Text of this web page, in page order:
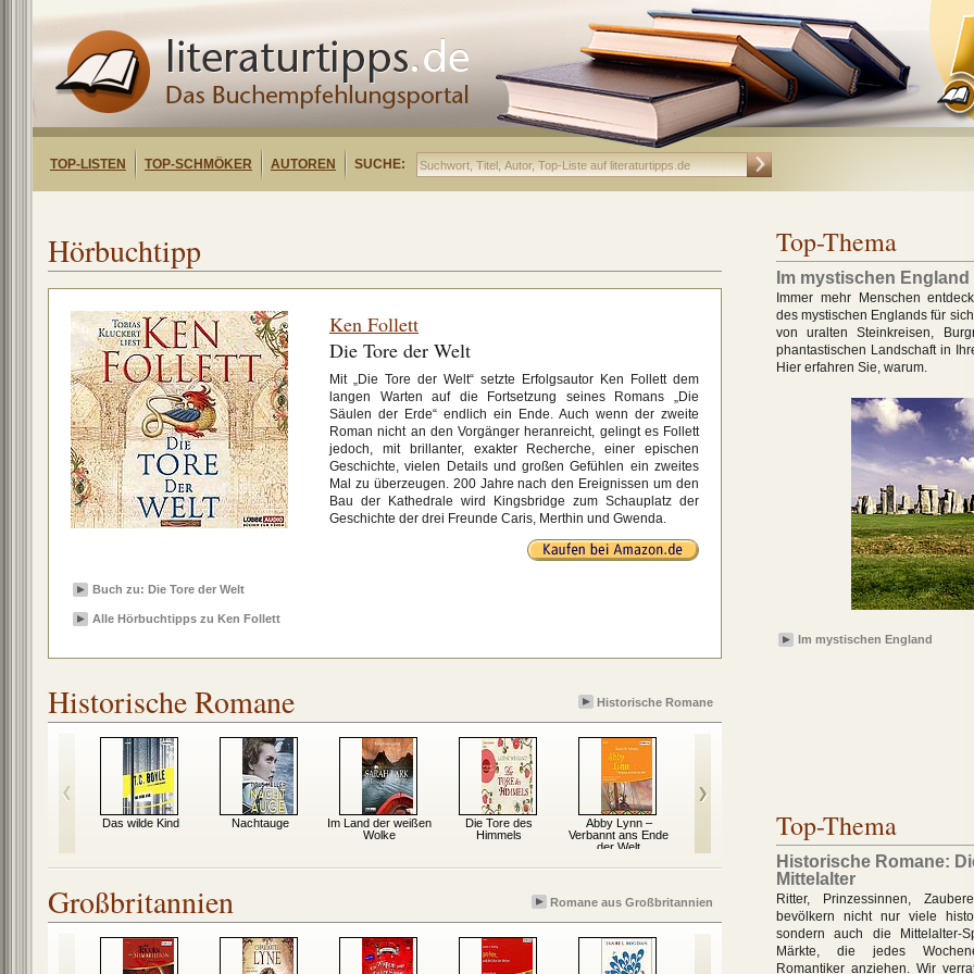
TOP-LISTEN TOP-SCHMÖKER AUTOREN SUCHE:
Hörbuchtipp
Ken Follett
Die Tore der Welt
Mit „Die Tore der Welt“ setzte Erfolgsautor Ken Follett dem
langen Warten auf die Fortsetzung seines Romans „Die
Säulen der Erde“ endlich ein Ende. Auch wenn der zweite
Roman nicht an den Vorgänger heranreicht, gelingt es Follett
jedoch, mit brillanter, exakter Recherche, einer epischen
Geschichte, vielen Details und großen Gefühlen ein zweites
Mal zu überzeugen. 200 Jahre nach den Ereignissen um den
Bau der Kathedrale wird Kingsbridge zum Schauplatz der
Geschichte der drei Freunde Caris, Merthin und Gwenda.
Buch zu: Die Tore der Welt
Alle Hörbuchtipps zu Ken Follett
Historische Romane Historische Romane
Das wilde Kind Nachtauge
Im Land der weißen
Wolke
Die Tore des
Himmels
Abby Lynn –
Verbannt ans Ende
der Welt
Das Erbe des Bösen Der Weltensammler
Großbritannien Romane aus Großbritannien
Top-Thema
Im mystischen England
Immer mehr Menschen
des mystischen Englands für
von uralten Steinkreisen,
phantastischen Landschaft in
Hier erfahren Sie, warum.
Im mystischen England
Top-Thema
Historische Romane:
Mittelalter
Ritter, Prinzessinnen,
bevölkern nicht nur viele
sondern auch die Mittelalter-
Märkte, die jedes
Romantiker anziehen. Wir